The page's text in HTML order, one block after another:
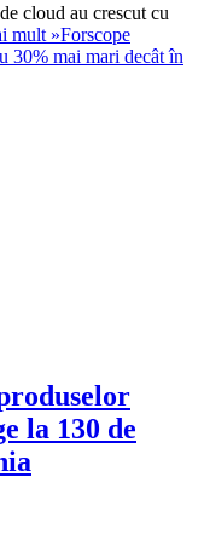
cloud au crescut cu
mult »Forscope
30% mai mari decât în
la 130 de